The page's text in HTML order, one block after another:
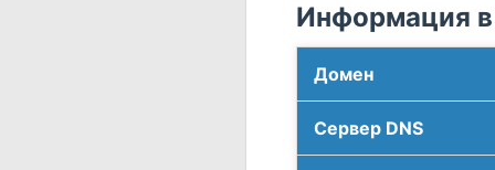
Информация в
Домен
Сервер DNS